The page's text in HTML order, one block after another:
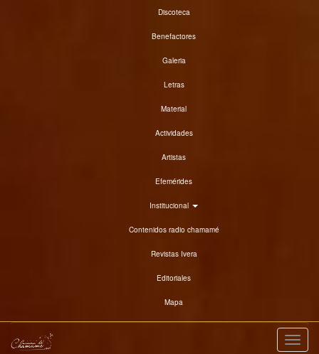
Discoteca
Benefactores
Galeria
Letras
Material
Actividades
Artistas
Efemérides
Institucional
Contenidos radio chamamé
Revistas Ivera
Editoriales
Mapa